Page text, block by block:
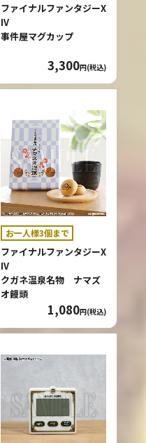
ファイナルファンタジーX
IV
事件屋マグカップ
3,300円(税込)
お一人様3個まで
ファイナルファンタジーX
IV
クガネ温泉名物 ナマズ
オ饅頭
1,080円(税込)